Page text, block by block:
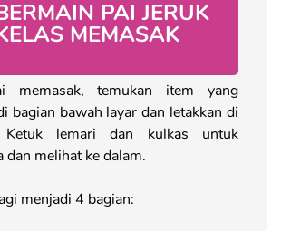
PAI JERUK
MEMASAK
memasak, temukan item yang
bagian bawah layar dan letakkan di
lemari dan kulkas untuk
dan melihat ke dalam.
menjadi 4 bagian: